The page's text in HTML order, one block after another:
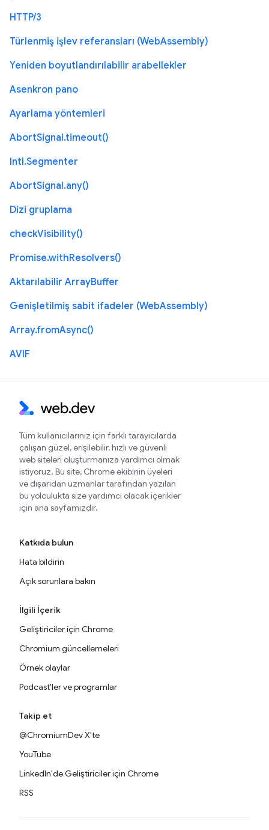
HTTP/3
Türlenmiş işlev referansları (WebAssembly)
Yeniden boyutlandırılabilir arabellekler
Asenkron pano
Ayarlama yöntemleri
AbortSignal.timeout()
Intl.Segmenter
AbortSignal.any()
Dizi gruplama
checkVisibility()
Promise.withResolvers()
Aktarılabilir ArrayBuffer
Genişletilmiş sabit ifadeler (WebAssembly)
Array.fromAsync()
AVIF
Tüm kullanıcılarınız için farklı tarayıcılarda
çalışan güzel, erişilebilir, hızlı ve güvenli
web siteleri oluşturmanıza yardımcı olmak
istiyoruz. Bu site, Chrome ekibinin üyeleri
ve dışarıdan uzmanlar tarafından yazılan
bu yolculukta size yardımcı olacak içerikler
için ana sayfamızdır.
Katkıda bulun
Hata bildirin
Açık sorunlara bakın
İlgili İçerik
Geliştiriciler için Chrome
Chromium güncellemeleri
Örnek olaylar
Podcast'ler ve programlar
Takip et
@ChromiumDev X'te
YouTube
LinkedIn'de Geliştiriciler için Chrome
RSS